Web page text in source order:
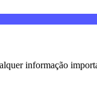
informação